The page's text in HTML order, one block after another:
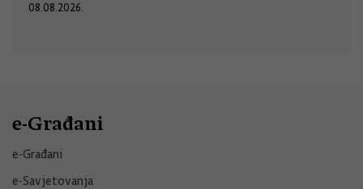
08.08.2026.
e-Građani
e-Građani
e-Savjetovanja